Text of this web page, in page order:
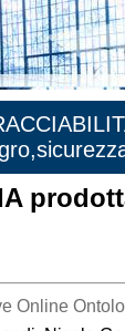
Online